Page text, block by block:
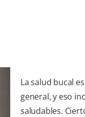
La salud bucal
general, y eso
saludables.